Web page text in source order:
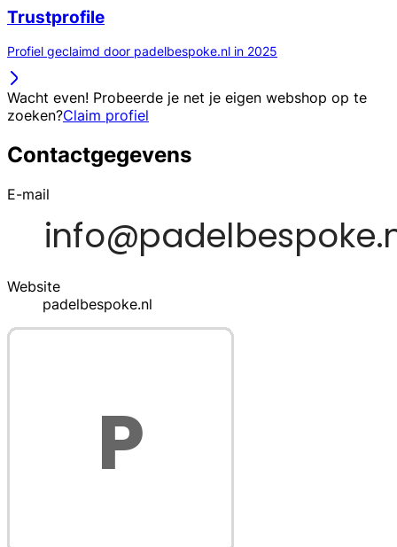
Trustprofile
Profiel geclaimd door padelbespoke.nl in 2025
Wacht even! Probeerde je net je eigen webshop op te
zoeken?Claim profiel
Contactgegevens
E-mail
Website
padelbespoke.nl